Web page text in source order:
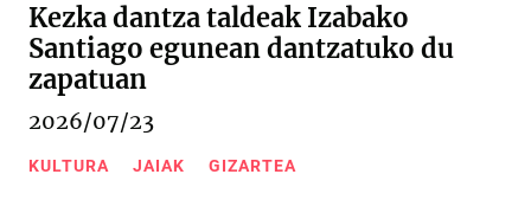
Kezka dantza taldeak Izabako
Santiago egunean dantzatuko du
zapatuan
2026/07/23
KULTURA JAIAK GIZARTEA